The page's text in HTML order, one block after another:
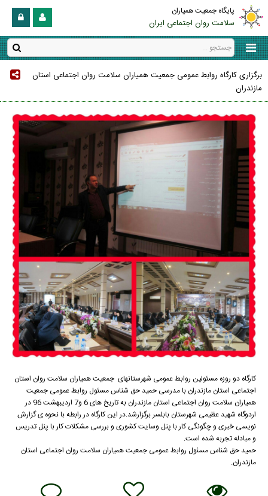
پایگاه جمعیت همیاران
سلامت روان اجتماعی ایران
برگزاری کارگاه روابط عمومی جمعیت همیاران سلامت روان اجتماعی استان
مازندران
کارگاه دو روزه مسئولین روابط عمومی شهرستانهای جمعیت همیاران سلامت روان استان
اجتماعی استان مازندران با مدرسی حمید حق شناس مسئول روابط عمومی جمعیت
همیاران سلامت روان اجتماعی استان مازندران به تاریخ های 6 و7 اردیبهشت 96 در
اردوگاه شهید عظیمی شهرستان بابلسر برگزارشد.در این کارگاه در رابطه با نحوه ی گزارش
نویسی خبری و چگونگی کار با پنل وسایت کشوری و بررسی مشکلات کار با پنل تدریس
و مبادله تجربه شده است.
حمید حق شناس مسئول روابط عمومی جمعیت همیاران سلامت روان اجتماعی استان
مازندران.